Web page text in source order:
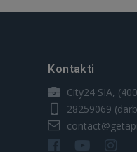
Kontakti
City24 SIA,
28259069